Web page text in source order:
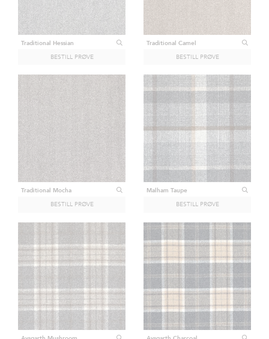
Traditional Hessian Traditional Camel
Traditional Mocha Malham Taupe